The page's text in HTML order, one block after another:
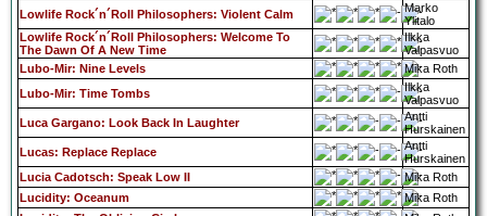
Lowlife Rock´n´Roll Philosophers: Violent Calm
Marko
Ylitalo
Lowlife Rock´n´Roll Philosophers: Welcome To
The Dawn Of A New Time
Ilkka
Valpasvuo
Lubo-Mir: Nine Levels
Mika Roth
Lubo-Mir: Time Tombs
Ilkka
Valpasvuo
Luca Gargano: Look Back In Laughter
Antti
Hurskainen
Lucas: Replace Replace
Antti
Hurskainen
Lucia Cadotsch: Speak Low II
Mika Roth
Lucidity: Oceanum
Mika Roth